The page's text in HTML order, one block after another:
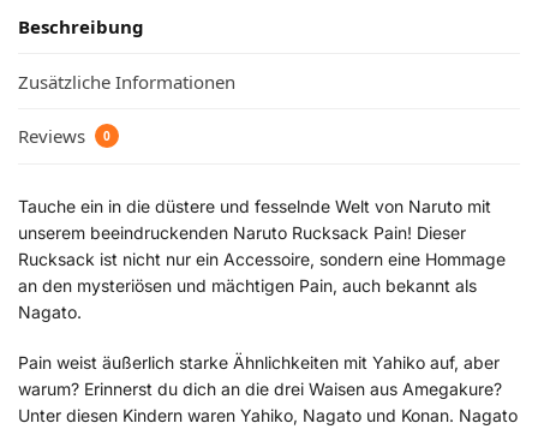
Beschreibung
Zusätzliche Informationen
Reviews 0
Tauche ein in die düstere und fesselnde Welt von Naruto mit
unserem beeindruckenden Naruto Rucksack Pain! Dieser
Rucksack ist nicht nur ein Accessoire, sondern eine Hommage
an den mysteriösen und mächtigen Pain, auch bekannt als
Nagato.
Pain weist äußerlich starke Ähnlichkeiten mit Yahiko auf, aber
warum? Erinnerst du dich an die drei Waisen aus Amegakure?
Unter diesen Kindern waren Yahiko, Nagato und Konan. Nagato